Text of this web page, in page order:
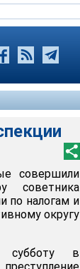
на
сборам
совершили
советника
по налогам и
округу
в